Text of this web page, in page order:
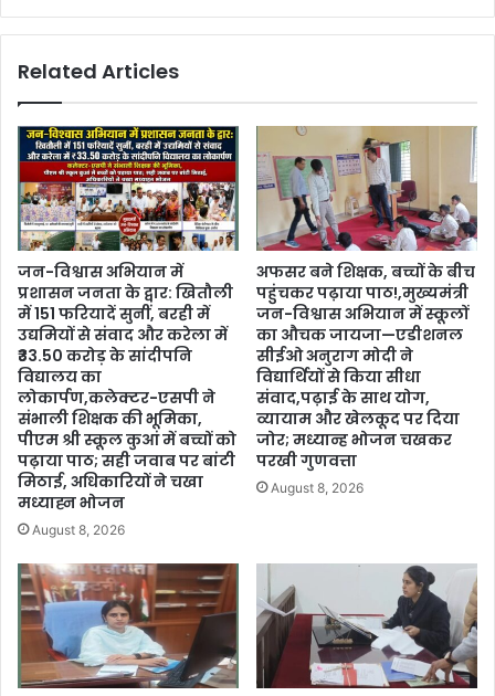
Related Articles
जन-विश्वास अभियान में
प्रशासन जनता के द्वार: खितौली
में 151 फरियादें सुनीं, बरही में
उद्यमियों से संवाद और करेला में
₹33.50 करोड़ के सांदीपनि
विद्यालय का
लोकार्पण,कलेक्टर-एसपी ने
संभाली शिक्षक की भूमिका,
पीएम श्री स्कूल कुआं में बच्चों को
पढ़ाया पाठ; सही जवाब पर बांटी
मिठाई, अधिकारियों ने चखा
मध्याह्न भोजन
August 8, 2026
अफसर बने शिक्षक, बच्चों के बीच
पहुंचकर पढ़ाया पाठ!,मुख्यमंत्री
जन-विश्वास अभियान में स्कूलों
का औचक जायजा—एडीशनल
सीईओ अनुराग मोदी ने
विद्यार्थियों से किया सीधा
संवाद,पढ़ाई के साथ योग,
व्यायाम और खेलकूद पर दिया
जोर; मध्यान्ह भोजन चखकर
परखी गुणवत्ता
August 8, 2026